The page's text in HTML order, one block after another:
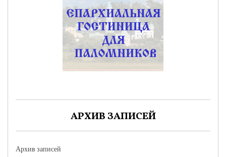
АРХИВ ЗАПИСЕЙ
Архив записей